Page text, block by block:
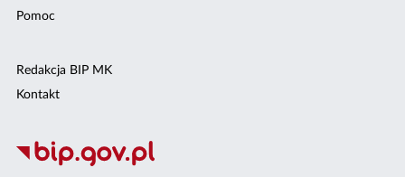
Pomoc
Redakcja BIP MK
Kontakt